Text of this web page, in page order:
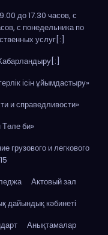
до 17.30 часов, с
с понедельника по
услуг[:]
ісін ұйымдастыру»
и справедливости»
Төле би»
грузового и легкового
Актовый зал
дайындық кәбинеті
Анықтамалар